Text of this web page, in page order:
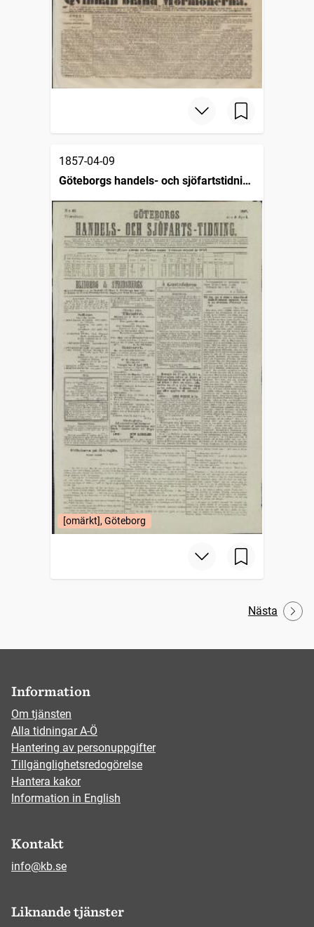
1857-04-09
Göteborgs handels- och sjöfartstidning
(1832)
[omärkt], Göteborg
Nästa
Information
Om tjänsten
Alla tidningar A-Ö
Hantering av personuppgifter
Tillgänglighetsredogörelse
Hantera kakor
Information in English
Kontakt
info@kb.se
Liknande tjänster